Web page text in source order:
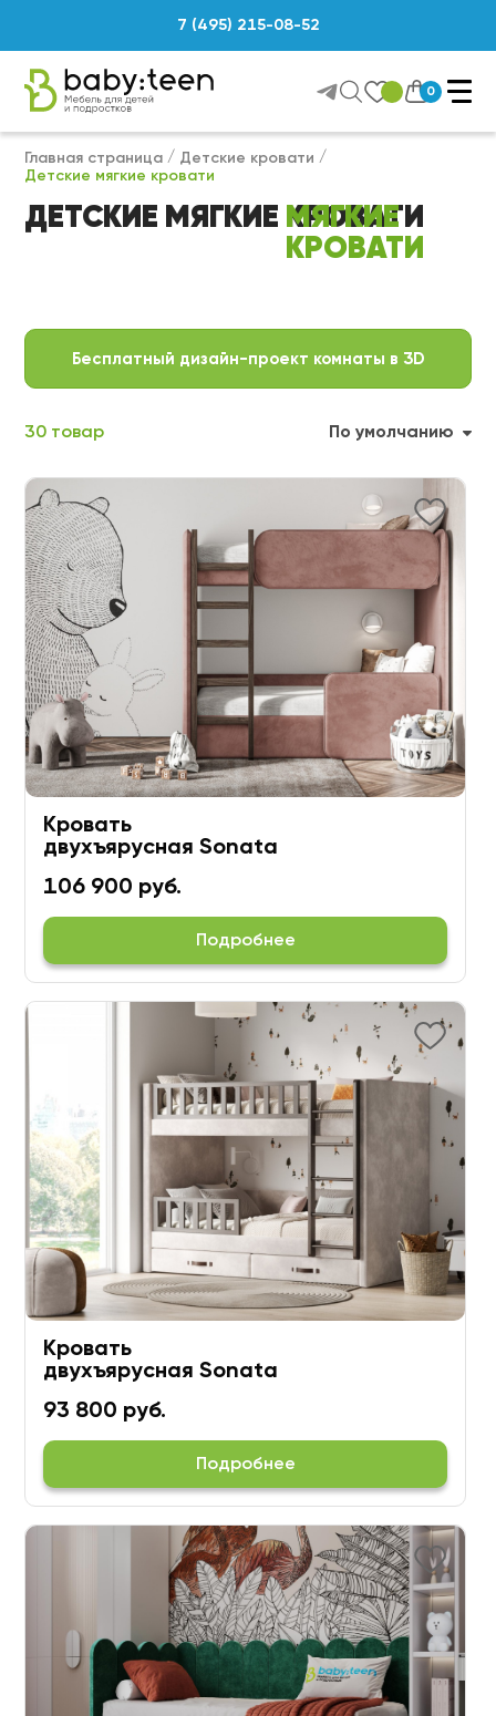
7 (495) 215-08-52
0
Главная страница
Детские кровати
Детские мягкие кровати
ДЕТСКИЕ МЯГКИЕ КРОВАТИ
30 товар По умолчанию
Бесплатный дизайн-проект комнаты в 3D
Кровать
двухъярусная Sonata
106 900 руб.
Подробнее
Кровать
двухъярусная Sonata
93 800 руб.
Подробнее